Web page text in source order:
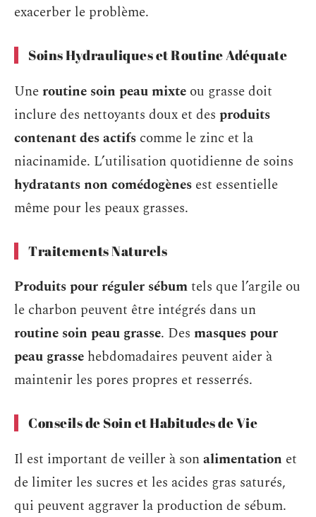
exacerber le problème.
Soins Hydrauliques et Routine Adéquate
Uneroutine soin peau mixte ou grasse doit
inclure des nettoyants doux et des produits
contenant des actifs comme le zinc et la
niacinamide. L’utilisation quotidienne de soins
hydratants non comédogènes est essentielle
même pour les peaux grasses.
Traitements Naturels
Produits pour réguler sébumtels que l’argile ou
le charbon peuvent être intégrés dans un
routine soin peau grasse. Des masques pour
peau grasse hebdomadaires peuvent aider à
maintenir les pores propres et resserrés.
Conseils de Soin et Habitudes de Vie
Il est important de veiller à sonalimentation et
de limiter les sucres et les acides gras saturés,
qui peuvent aggraver la production de sébum.